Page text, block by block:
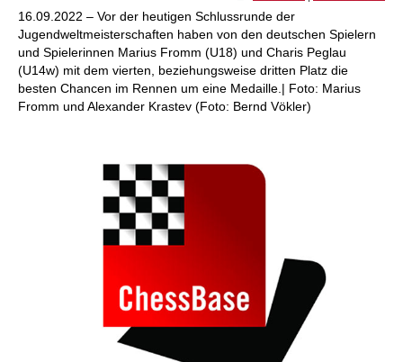
16.09.2022 – Vor der heutigen Schlussrunde der
Jugendweltmeisterschaften haben von den deutschen Spielern
und Spielerinnen Marius Fromm (U18) und Charis Peglau
(U14w) mit dem vierten, beziehungsweise dritten Platz die
besten Chancen im Rennen um eine Medaille.| Foto: Marius
Fromm und Alexander Krastev (Foto: Bernd Vökler)